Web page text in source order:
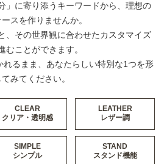
」に寄り添うキーワードから、理想の
スを作りませんか。
、その世界観に合わせたカスタマイズ
むことができます。
れるまま、あなたらしい特別な1つを形
みてください。
CLEAR
クリア・透明感
LEATHER
レザー調
SIMPLE
シンプル
STAND
スタンド機能